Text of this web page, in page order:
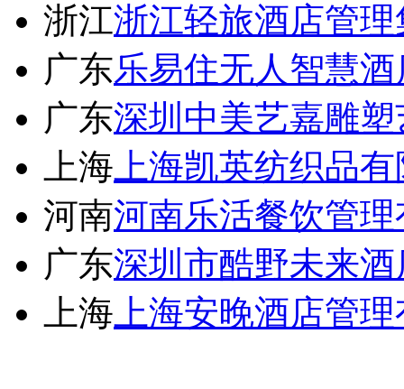
浙江浙江轻旅酒店管理
广东乐易住无人智慧
广东深圳中美艺嘉雕
上海 上海凯英纺织品
河南河南乐活餐饮管
广东深圳市酷野未来
上海 上海安晚酒店管